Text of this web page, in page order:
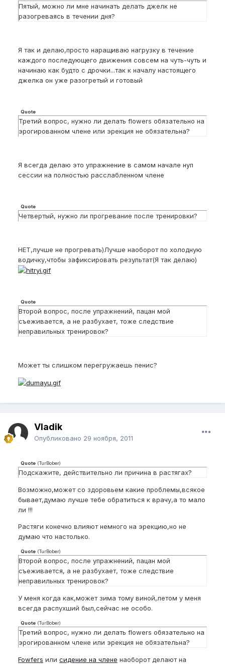
Пятый, можно ли мне начинать делать джелк не
разогреваясь в течении дня?
Я так и делаю,просто наращиваю нагрузку в течение
каждого последующего движения совсем на чуть-чуть и
начинаю как будто с дрочки...так к началу настоящего
джелка он уже разогретый и готовый
Quote
Третий вопрос, нужно ли делать flowers обязательно на
эрогированном члене или эрекция не обязательна?
Я всегда делаю это упражнение в самом начале нуп
сессии на полностью расслабленном члене
Quote
Четвертый, нужно ли прогревание после тренировки?
НЕТ,лучше не прогревать)Лучше наоборот по холодную
водичку,чтобы зафиксировать результат(Я так делаю)
Quote
Второй вопрос, после упражнений, пацан мой
съеживается, а не разбухает, тоже следствие
неправильных тренировок?
Может ты слишком перегружаешь пенис?
Vladik
Опубликовано 29 ноября, 2011
Quote (TurBober)
Подскажите, действительно ли причина в растягах?
Возможно,может со здоровьем какие проблемы,всякое
бывает,думаю лучше тебе обратиться к врачу,а то мало
ли !!!
Растяги конечно влияют немного на эрекцию,но не
думаю что настолько.
Quote (TurBober)
Второй вопрос, после упражнений, пацан мой
съеживается, а не разбухает, тоже следствие
неправильных тренировок?
У меня когда как,может зима тому виной,летом у меня
всегда распухший был,сейчас не особо.
Quote (TurBober)
Третий вопрос, нужно ли делать flowers обязательно на
эрогированном члене или эрекция не обязательна?
Fowfers или сидение на члене наоборот делают на